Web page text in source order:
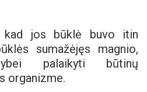
kad jos būklė buvo itin
sumažėjęs magnio,
palaikyti būtinų
organizme.